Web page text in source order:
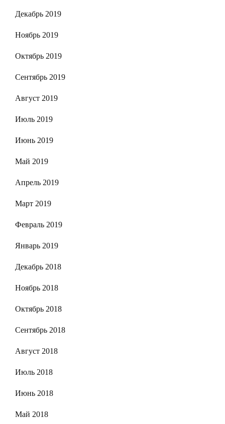
Декабрь 2019
Ноябрь 2019
Октябрь 2019
Сентябрь 2019
Август 2019
Июль 2019
Июнь 2019
Май 2019
Апрель 2019
Март 2019
Февраль 2019
Январь 2019
Декабрь 2018
Ноябрь 2018
Октябрь 2018
Сентябрь 2018
Август 2018
Июль 2018
Июнь 2018
Май 2018